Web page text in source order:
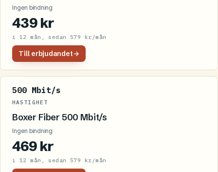
Ingen bindning
439 kr
i 12 mån, sedan 579 kr/mån
Till erbjudandet→
500 Mbit/s
HASTIGHET
Boxer Fiber 500 Mbit/s
Ingen bindning
469 kr
i 12 mån, sedan 579 kr/mån